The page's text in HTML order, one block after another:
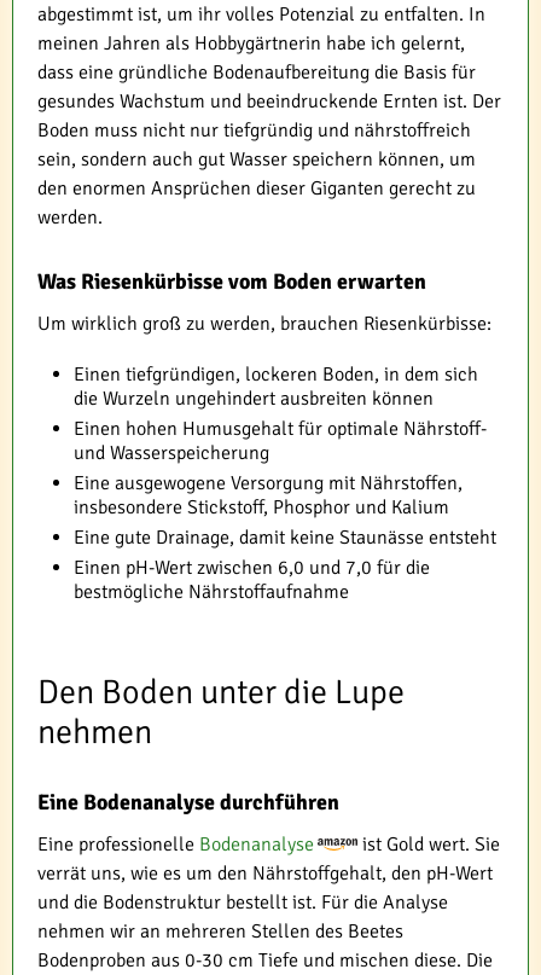
abgestimmt ist, um ihr volles Potenzial zu entfalten. In
meinen Jahren als Hobbygärtnerin habe ich gelernt,
dass eine gründliche Bodenaufbereitung die Basis für
gesundes Wachstum und beeindruckende Ernten ist. Der
Boden muss nicht nur tiefgründig und nährstoffreich
sein, sondern auch gut Wasser speichern können, um
den enormen Ansprüchen dieser Giganten gerecht zu
werden.
Was Riesenkürbisse vom Boden erwarten
Um wirklich groß zu werden, brauchen Riesenkürbisse:
Einen tiefgründigen, lockeren Boden, in dem sich
die Wurzeln ungehindert ausbreiten können
Einen hohen Humusgehalt für optimale Nährstoff-
und Wasserspeicherung
Eine ausgewogene Versorgung mit Nährstoffen,
insbesondere Stickstoff, Phosphor und Kalium
Eine gute Drainage, damit keine Staunässe entsteht
Einen pH-Wert zwischen 6,0 und 7,0 für die
bestmögliche Nährstoffaufnahme
Den Boden unter die Lupe
nehmen
Eine Bodenanalyse durchführen
Eine professionelle Bodenanalyse
ist Gold wert. Sie
verrät uns, wie es um den Nährstoffgehalt, den pH-Wert
und die Bodenstruktur bestellt ist. Für die Analyse
nehmen wir an mehreren Stellen des Beetes
Bodenproben aus 0-30 cm Tiefe und mischen diese. Die